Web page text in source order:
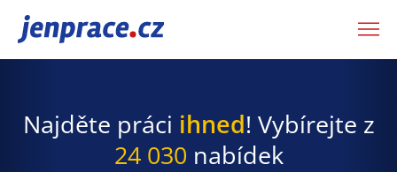
JenPráce.cz
Najděte práci ihned! Vybírejte z
24 030 nabídek